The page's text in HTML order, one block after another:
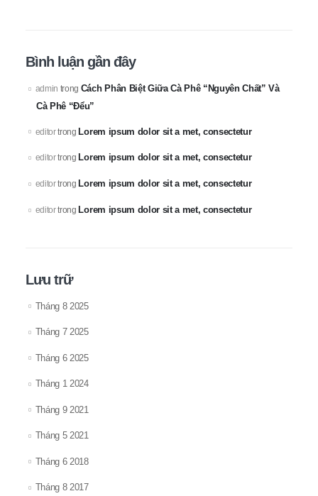
Bình luận gần đây
admin trong Cách Phân Biệt Giữa Cà Phê “Nguyên Chất” Và
Cà Phê “Đểu”
editortrong Lorem ipsum dolor sit a met, consectetur
editortrong Lorem ipsum dolor sit a met, consectetur
editortrong Lorem ipsum dolor sit a met, consectetur
editortrong Lorem ipsum dolor sit a met, consectetur
Lưu trữ
Tháng 8 2025
Tháng 7 2025
Tháng 6 2025
Tháng 1 2024
Tháng 9 2021
Tháng 5 2021
Tháng 6 2018
Tháng 8 2017